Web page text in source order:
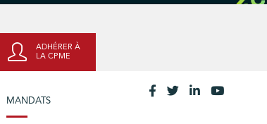
ADHÉRER À
LA CPME
MANDATS